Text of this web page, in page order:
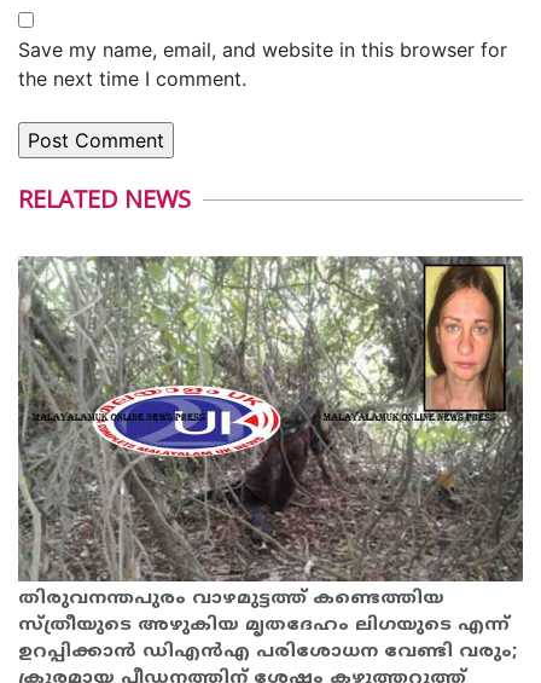
Save my name, email, and website in this browser for
the next time I comment.
RELATED NEWS
തിരുവനന്തപുരം വാഴമുട്ടത്ത് കണ്ടെത്തിയ
സ്ത്രീയുടെ അഴുകിയ മൃതദേഹം ലിഗയുടെ എന്ന്
ഉറപ്പിക്കാന്‍ ഡിഎന്‍എ പരിശോധന വേണ്ടി വരും;